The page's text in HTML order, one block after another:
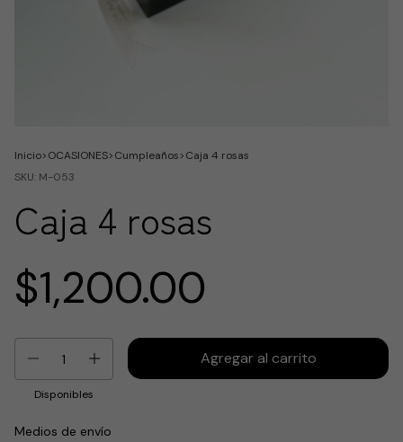
Inicio>OCASIONES>Cumpleaños>Caja 4 rosas
SKU: M-053
Caja 4 rosas
$1,200.00
Disponibles
Entregas para el CP:
Medios de envío